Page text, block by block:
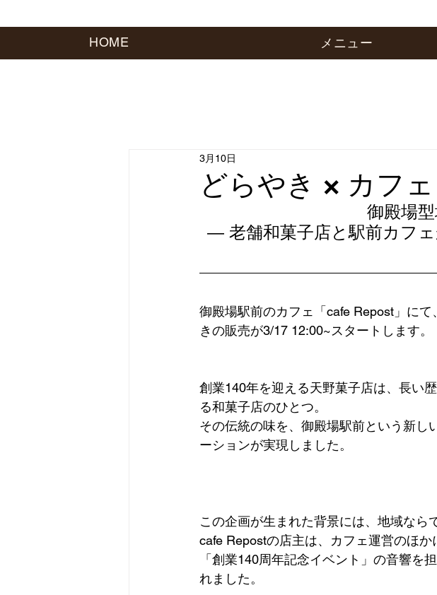
HOME メニュー
どらやき × カフ
3月10日
御殿場
― 老舗和菓子店と駅前カフ
御殿場駅前のカフェ「cafe Repost」に
きの販売が3/17 12:00~スタートします。
創業140年を迎える天野菓子店は、長い
る和菓子店のひとつ。
その伝統の味を、御殿場駅前という新し
ーションが実現しました。
この企画が生まれた背景には、地域なら
cafe Repostの店主は、カフェ運営のほ
「創業140周年記念イベント」の音響を
れました。